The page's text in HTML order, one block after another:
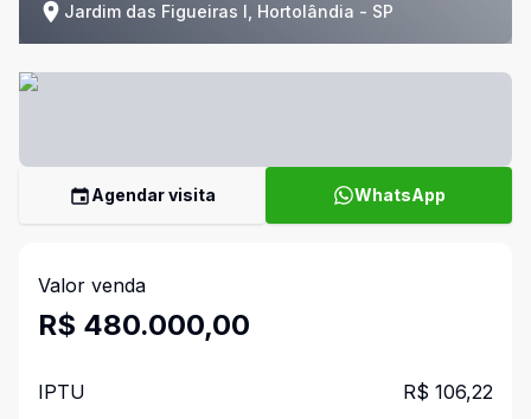
Jardim das Figueiras I, Hortolândia - SP
Agendar visita WhatsApp
Valor venda
R$ 480.000,00
IPTU R$ 106,22